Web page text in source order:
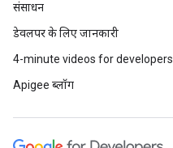
संसाधन
डेवलपर के लिए जानकारी
4-minute videos for developers
Apigee ब्लॉग